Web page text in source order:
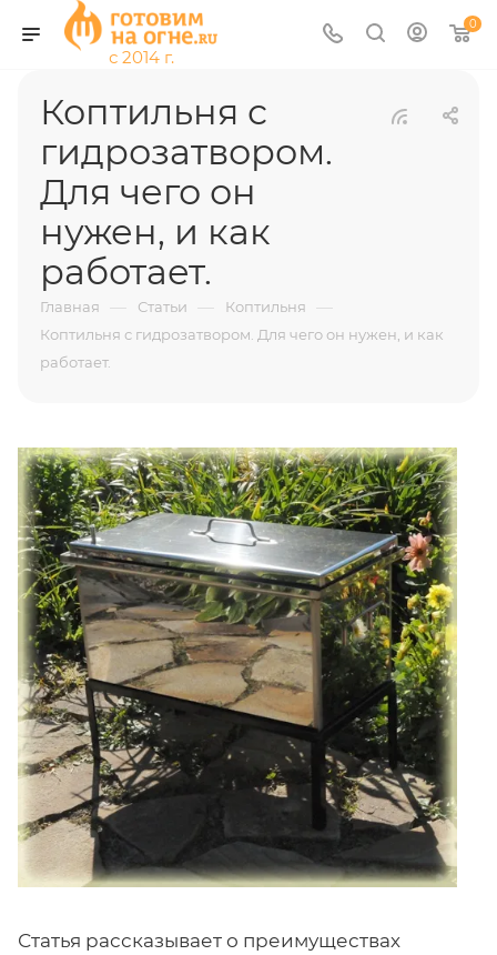
0
Коптильня с
гидрозатвором.
Для чего он
нужен, и как
работает.
Главная — Статьи — Коптильня —
Коптильня с гидрозатвором. Для чего он нужен, и как
работает.
Статья рассказывает о преимуществах